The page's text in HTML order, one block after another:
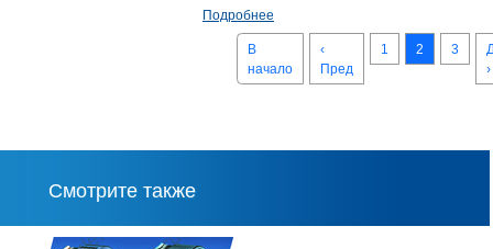
Подробнее
В
начало
‹
Пред
1 2 3
›
Смотрите также